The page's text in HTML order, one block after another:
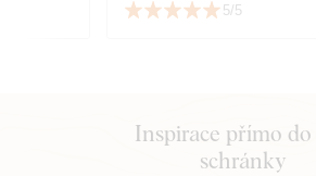
5/5
Inspirace přímo do
schránky